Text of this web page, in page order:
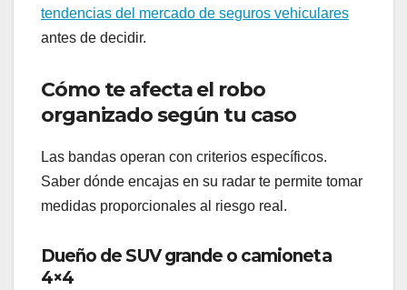
tendencias del mercado de seguros vehiculares
antes de decidir.
Cómo te afecta el robo
organizado según tu caso
Las bandas operan con criterios específicos.
Saber dónde encajas en su radar te permite tomar
medidas proporcionales al riesgo real.
Dueño de SUV grande o camioneta
4×4